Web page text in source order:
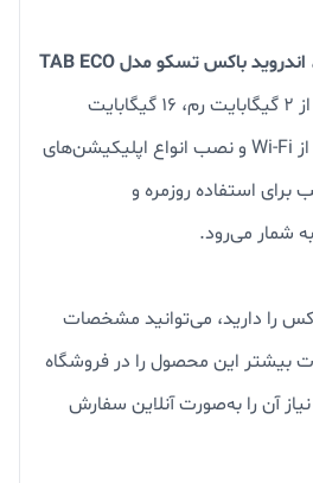
اندروید باکس تسکو مدل TAB ECO
با برخورداری از ۲ گیگابایت رم، ۱۶ گیگابایت
حافظه داخلی، پشتیبانی از Wi-Fi و نصب انواع اپلیکیشن‌های
برای استفاده روزمره و
شمار می‌رود.
را دارید، می‌توانید مشخصات
بیشتر این محصول را در فروشگاه
آن را به‌صورت آنلاین سفارش